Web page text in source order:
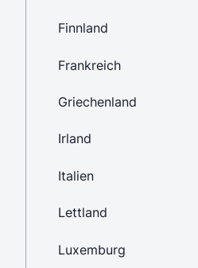
Finnland
Frankreich
Griechenland
Irland
Italien
Lettland
Luxemburg